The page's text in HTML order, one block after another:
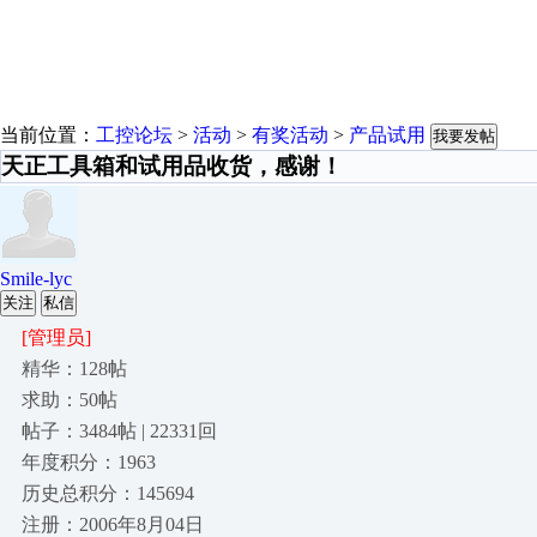
当前位置： 工控论坛 > 活动 > 有奖活动 > 产品试用 我要发帖
天正工具箱和试用品收货，感谢！
Smile-lyc
关注 私信
[管理员]
精华：128帖
求助：50帖
帖子：3484帖 | 22331回
年度积分：1963
历史总积分：145694
注册：2006年8月04日